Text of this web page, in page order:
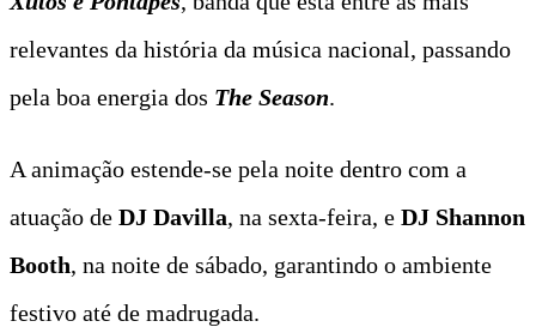
relevantes da história da música nacional, passando
pela boa energia dos The Season.
A animação estende-se pela noite dentro com a
atuação de DJ Davilla, na sexta-feira, e DJ Shannon
Booth, na noite de sábado, garantindo o ambiente
festivo até de madrugada.